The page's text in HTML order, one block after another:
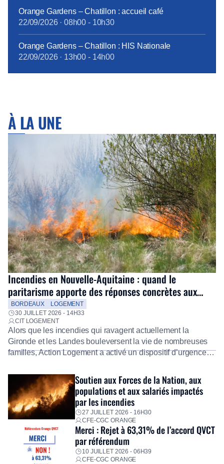
Orange Gardens – Chatillon : accueil café
22/09/2026· 08h00 - 10h30
Orange Gardens – Chatillon : HIS Nationale
22/09/2026· 13h00 - 14h00
À LA UNE
Incendies en Nouvelle-Aquitaine : quand le
paritarisme apporte des réponses concrètes aux
salariés
BORDEAUX
LOGEMENT
30 JUILLET 2026 - 14H33
CIT LOGEMENT
Alors que les incendies qui ravagent actuellement la
Gironde et les Landes bouleversent la vie de nombreuses
familles, Action Logement a activé un dispositif d’urgence
Fidèle à sa mission d’utilité sociale, le Groupe mobilise
immédiatement ses équipes afin de proposer un diagnostic
personnalisé, des aides financières pour faire face aux
premières dépenses, […]
Soutien aux Forces de la Nation, aux
populations et aux salariés impactés
par les incendies
27 JUILLET 2026 - 16H30
CFE-CGC ORANGE
Merci : Rejet à 63,31% de l’accord QVCT
par référendum
10 JUILLET 2026 - 06H39
CFE-CGC ORANGE